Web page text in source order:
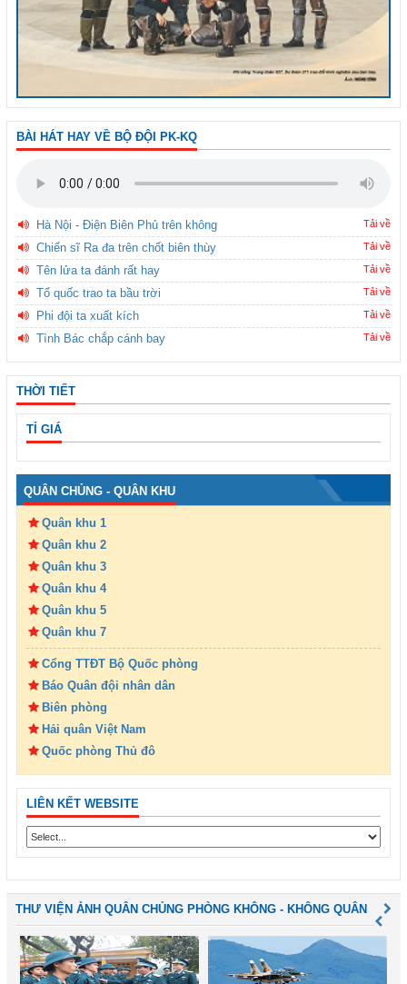
BÀI HÁT HAY VỀ BỘ ĐỘI PK-KQ
Hà Nội - Điện Biên Phủ trên không Tải về
Chiến sĩ Ra đa trên chốt biên thùy Tải về
Tên lửa ta đánh rất hay Tải về
Tổ quốc trao ta bầu trời Tải về
Phi đội ta xuất kích Tải về
Tình Bác chắp cánh bay Tải về
THỜI TIẾT
TỈ GIÁ
QUÂN CHỦNG - QUÂN KHU
Quân khu 1
Quân khu 2
Quân khu 3
Quân khu 4
Quân khu 5
Quân khu 7
Cổng TTĐT Bộ Quốc phòng
Báo Quân đội nhân dân
Biên phòng
Hải quân Việt Nam
Quốc phòng Thủ đô
LIÊN KẾT WEBSITE
THƯ VIỆN ẢNH QUÂN CHỦNG PHÒNG KHÔNG - KHÔNG QUÂN